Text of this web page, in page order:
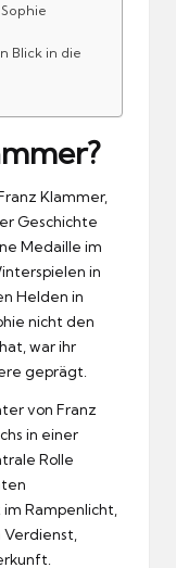
Blick in die
Klammer,
Geschichte
Medaille im
in
Helden in
nicht den
war ihr
geprägt.
von Franz
in einer
Rolle
Rampenlicht,